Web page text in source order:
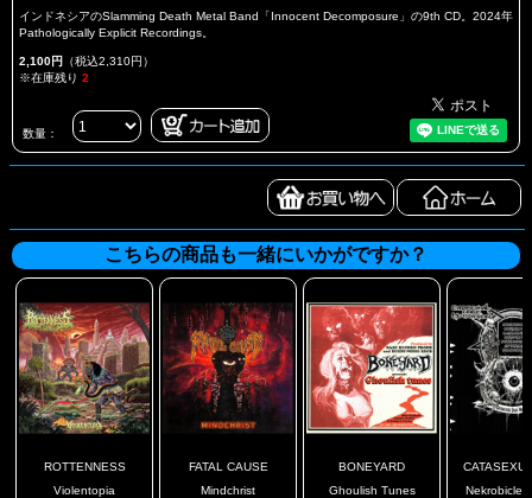
インドネシアのSlamming Death Metal Band「Innocent Decomposure」の9th CD。2024年
Pathologically Explicit Recordings。
2,100円 （税込2,310円）
※在庫残り 2
数量：
こちらの商品も一緒にいかがですか？
ROTTENNESS
Violentopia
FATAL CAUSE
Mindchrist
BONEYARD
Ghoulish Tunes
Nekrobicle